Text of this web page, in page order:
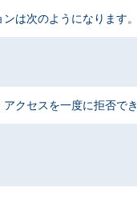
は次のようになります。
クセスを一度に拒否でき